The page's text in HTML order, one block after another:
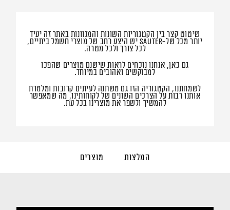
שיטוט קצר בין הקטגוריות השונות והמגוונות באתר זה יעיד
יותר מכל של-Sauter יש היצע רחב של מוצרי חשמל ביתיים,
לכל צורך ולכל מטרה.
גם כאן, אנחנו נוכחים לראות שישנם מוצרים שהפכו
למבוקשים ואהובים במיוחד.
לשמחתנו, הקטגוריה הזו גם משתנה לעיתים קרובות ומלמדת
אותנו רבות על הצרכים השונים של לקוחותינו, מה שמאפשר
להמשיך ולשפר את מוצרינו בכל עת.
המלצות מוצרים